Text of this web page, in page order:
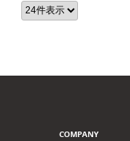
COMPANY